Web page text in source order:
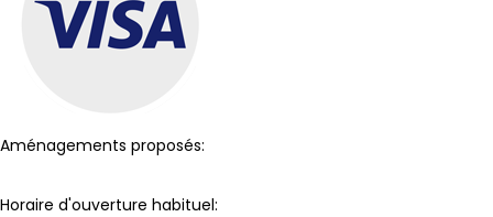
Aménagements proposés:
Horaire d'ouverture habituel: